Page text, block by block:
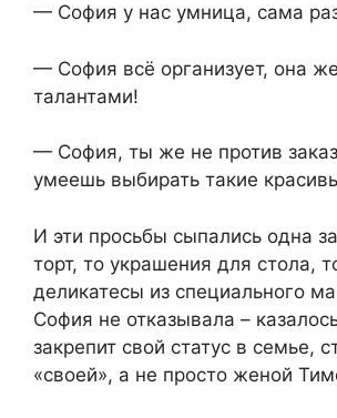
— София у нас умница, сама
— София всё организует, она
талантами!
— София, ты же не против
умеешь выбирать такие
И эти просьбы сыпались одна
торт, то украшения для стола,
деликатесы из специального
София не отказывала –
закрепит свой статус в семье,
«своей», а не просто женой